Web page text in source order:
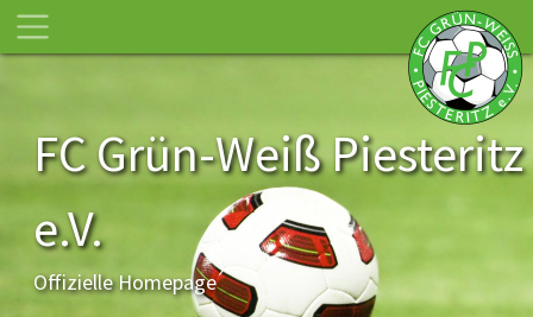
FC Grün-Weiß Piesteritz
e.V.
Offizielle Homepage